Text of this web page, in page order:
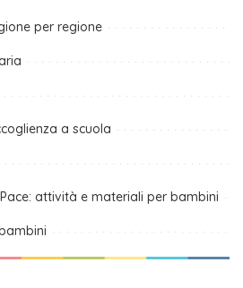
per regione
a scuola
attività e materiali per bambini